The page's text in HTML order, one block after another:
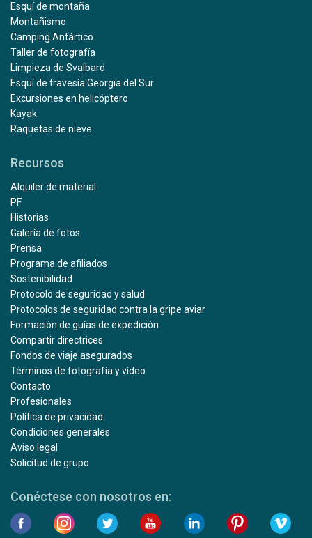
Esquí de montaña
Montañismo
Camping Antártico
Taller de fotografía
Limpieza de Svalbard
Esquí de travesía Georgia del Sur
Excursiones en helicóptero
Kayak
Raquetas de nieve
Recursos
Alquiler de material
PF
Historias
Galería de fotos
Prensa
Programa de afiliados
Sostenibilidad
Protocolo de seguridad y salud
Protocolos de seguridad contra la gripe aviar
Formación de guías de expedición
Compartir directrices
Fondos de viaje asegurados
Términos de fotografía y vídeo
Contacto
Profesionales
Política de privacidad
Condiciones generales
Aviso legal
Solicitud de grupo
Conéctese con nosotros en: